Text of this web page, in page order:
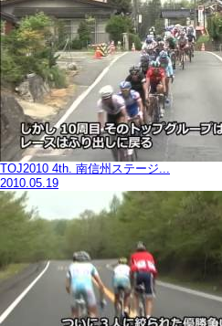
TOJ2010 4th. 南信州ステージ...
2010.05.19